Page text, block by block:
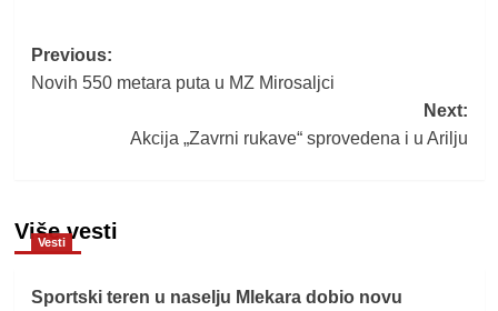
Post
navigation
Previous:
Novih 550 metara puta u MZ Mirosaljci
Next:
Akcija „Zavrni rukave“ sprovedena i u Arilju
Više vesti
Vesti
Sportski teren u naselju Mlekara dobio novu